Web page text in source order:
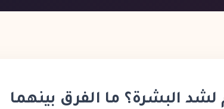
لشد البشرة؟ ما الفرق بينهما